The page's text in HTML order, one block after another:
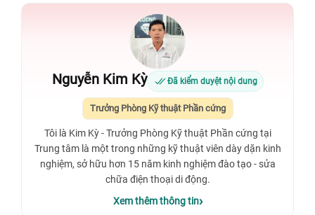
Nguyễn Kim Kỳ Đã kiểm duyệt nội dung
Trưởng Phòng Kỹ thuật Phần cứng
Tôi là Kim Kỳ - Trưởng Phòng Kỹ thuật Phần cứng tại
Trung tâm là một trong những kỹ thuật viên dày dặn kinh
nghiệm, sở hữu hơn 15 năm kinh nghiệm đào tạo - sửa
chữa điện thoại di động.
Xem thêm thông tin